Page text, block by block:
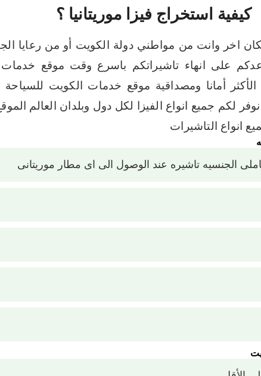
كيفية استخراج فيزا موريتانيا ؟
اخر وانت من مواطني دولة الكويت أو من رعايا
على انهاء تاشيراتكم باسرع وقت موقع خدمات
الأكثر أمانا ومصداقية موقع خدمات الكويت
نوفر لكم جميع انواع الفيزا لكل دول وبلدان العالم
انواع التاشيرات
الجنسيه تاشيره عند الوصول الى اى مطار موريتانى